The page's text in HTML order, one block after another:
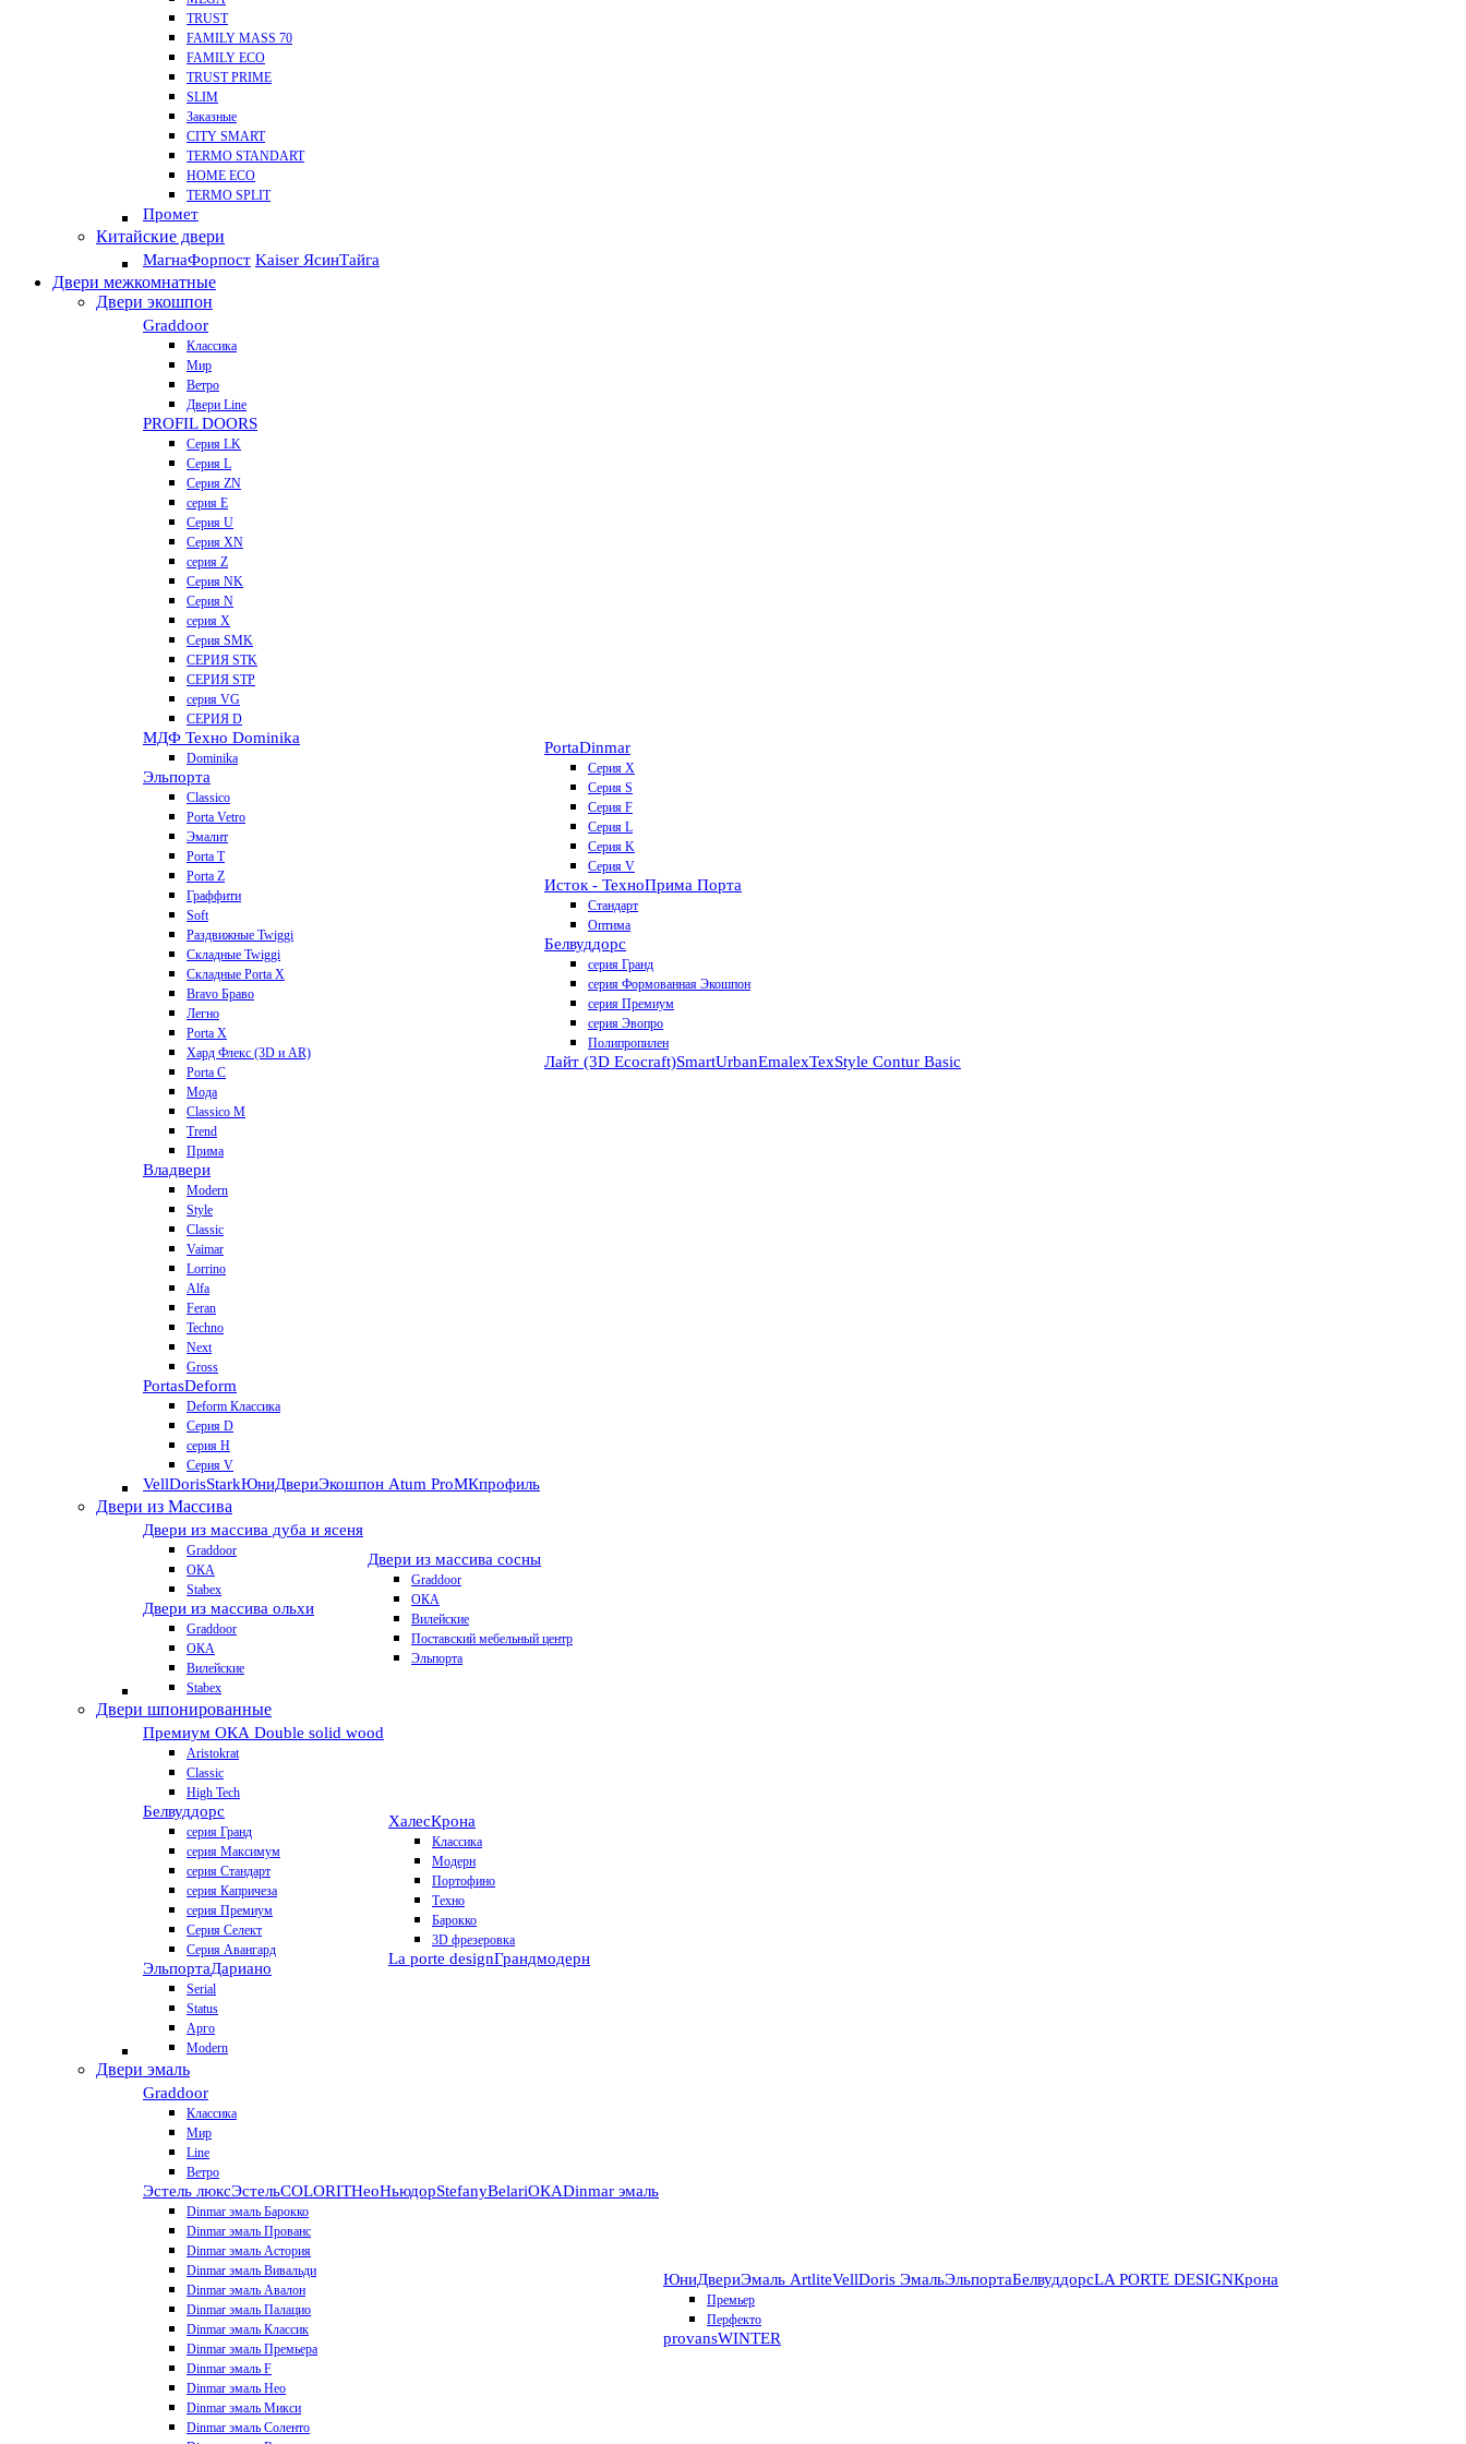
TRUST
FAMILY MASS 70
FAMILY ECO
TRUST PRIME
SLIM
Заказные
CITY SMART
TERMO STANDART
HOME ECO
ТЕRМО SPLIT
Промет
Китайские двери
МагнаФорпост Kaiser ЯсинТайга
Двери межкомнатные
Двери экошпон
Graddoor
Классика
Мир
Ветро
Двери Line
PROFIL DOORS
Серия LK
Серия L
Серия ZN
серия E
Серия U
Серия XN
серия Z
Серия NK
Серия N
серия X
Серия SMK
СЕРИЯ STK
СЕРИЯ STP
серия VG
СЕРИЯ D
МДФ Техно Dominika
Dominika
Эльпорта
Classico
Porta Vetro
Эмалит
Porta T
Porta Z
Граффити
Soft
Раздвижные Twiggi
Складные Twiggi
Складные Porta X
Bravo Браво
Легно
Porta X
Хард Флекс (3D и AR)
Porta C
Мода
Classico M
Trend
Прима
Владвери
Modern
Style
Classic
Vaimar
Lorrino
Alfa
Feran
Techno
Next
Gross
PortasDeform
Deform Классика
Серия D
серия H
Серия V
VellDorisStarkЮниДвериЭкошпон Atum ProМКпрофиль
PortaDinmar
Серия X
Серия S
Серия F
Серия L
Серия K
Серия V
Исток - ТехноПрима Порта
Стандарт
Оптима
Белвуддорс
серия Гранд
серия Формованная Экошпон
серия Премиум
серия Эвопро
Полипропилен
Лайт (3D Ecocraft)SmartUrbanEmalexTexStyle Contur Basic
Двери из Массива
Двери из массива дуба и ясеня
Graddoor
ОКА
Stabex
Двери из массива ольхи
Graddoor
ОКА
Вилейские
Stabex
Двери из массива сосны
Graddoor
ОКА
Вилейские
Поставский мебельный центр
Эльпорта
Двери шпонированные
Премиум ОКА Double solid wood
Aristokrat
Classic
High Tech
Белвуддорс
серия Гранд
серия Максимум
серия Стандарт
серия Капричеза
серия Премиум
Серия Селект
Серия Авангард
ЭльпортаДариано
Serial
Status
Арго
Modern
ХалесКрона
Классика
Модерн
Портофино
Техно
Барокко
3D фрезеровка
La porte designГрандмодерн
Двери эмаль
Graddoor
Классика
Мир
Line
Ветро
Эстель люксЭстельCOLORITНеоНьюдорStefanyBelariОКАDinmar эмаль
Dinmar эмаль Барокко
Dinmar эмаль Прованс
Dinmar эмаль Астория
Dinmar эмаль Вивальди
Dinmar эмаль Авалон
Dinmar эмаль Палацио
Dinmar эмаль Классик
Dinmar эмаль Премьера
Dinmar эмаль F
Dinmar эмаль Нео
Dinmar эмаль Микси
Dinmar эмаль Соленто
ЮниДвериЭмаль ArtliteVellDoris ЭмальЭльпортаБелвуддорсLA PORTE DESIGNКрона
Премьер
Перфекто
provansWINTER